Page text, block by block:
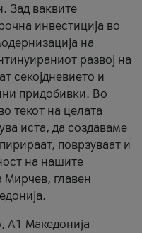
Зад ваквите
инвестиција во
на
развој на
секојдневието и
придобивки. Во
текот на целата
иста, да создаваме
поврзуваат и
на нашите
Мирчев, главен
А1 Македонија